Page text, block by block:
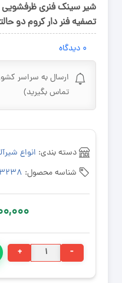
تصفیه فنر دار کروم دو
۰ دیدگاه
ارسال به سراسر
تماس بگیرید)
دسته بندی: انواع
شناسه محصول: ۳۲۳۸-۱-۱-۱-۳
شیر
سینک
فنری
-
+